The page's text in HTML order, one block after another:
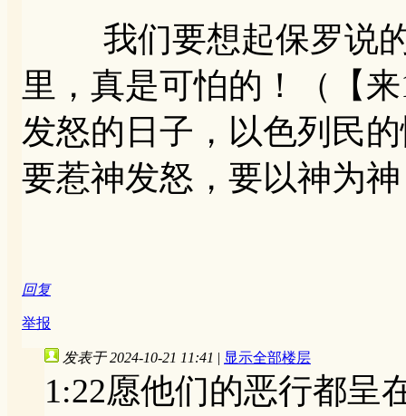
我们要想起保罗说的
里，真是可怕的！（【
发怒的日子，以色列民
要惹神发怒，要以神为
回复
举报
发表于 2024-10-21 11:41 | 显示全部楼层
1:22愿他们的恶行都呈